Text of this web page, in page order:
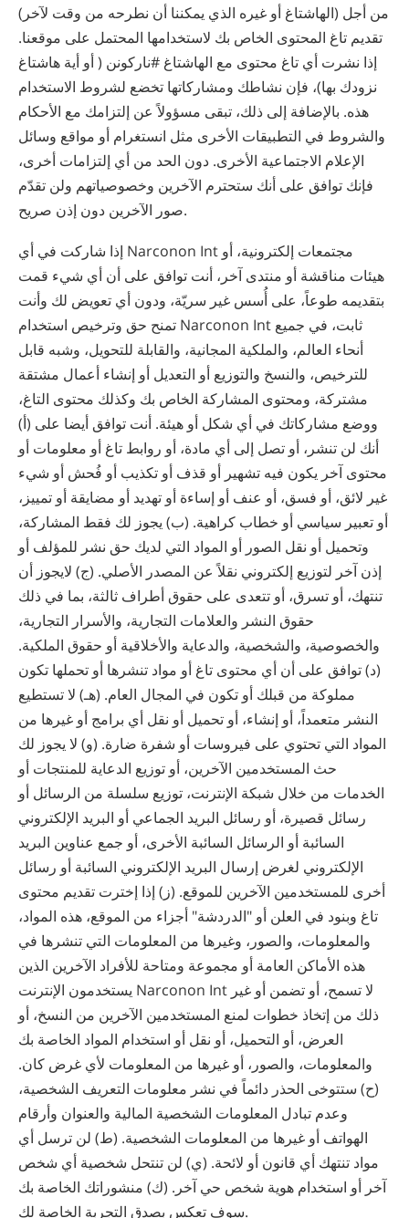
(الهاشتاغ أو غيره الذي يمكننا أن نطرحه من وقت لآخر) من أجل
تقديم تاغ المحتوى الخاص بك لاستخدامها المحتمل على موقعنا.
إذا نشرت أي تاغ محتوى مع الهاشتاغ #ناركونن ( أو أية هاشتاغ
نزودك بها)، فإن نشاطك ومشاركاتها تخضع لشروط الاستخدام
هذه. بالإضافة إلى ذلك، تبقى مسؤولاً عن إلتزامك مع الأحكام
والشروط في التطبيقات الأخرى مثل انستغرام أو مواقع وسائل
الإعلام الاجتماعية الأخرى. دون الحد من أي إلتزامات أخرى،
فإنك توافق على أنك ستحترم الآخرين وخصوصياتهم ولن تقدّم
صور الآخرين دون إذن صريح.
إذا شاركت في أي Narconon Int مجتمعات إلكترونية، أو
هيئات مناقشة أو منتدى آخر، أنت توافق على أن أي شيء قمت
بتقديمه طوعاً، على أُسس غير سريّة، ودون أي تعويض لك وأنت
تمنح حق وترخيص استخدام Narconon Int ثابت، في جميع
أنحاء العالم، والملكية المجانية، والقابلة للتحويل، وشبه قابل
للترخيص، والنسخ والتوزيع أو التعديل أو إنشاء أعمال مشتقة
مشتركة، ومحتوى المشاركة الخاص بك وكذلك محتوى التاغ،
ووضع مشاركاتك في أي شكل أو هيئة. أنت توافق أيضا على (أ)
أنك لن تنشر، أو تصل إلى أي مادة، أو روابط تاغ أو معلومات أو
محتوى آخر يكون فيه تشهير أو قذف أو تكذيب أو فُحش أو شيء
غير لائق، أو فسق، أو عنف أو إساءة أو تهديد أو مضايقة أو تمييز،
أو تعبير سياسي أو خطاب كراهية. (ب) يجوز لك فقط المشاركة،
وتحميل أو نقل الصور أو المواد التي لديك حق نشر للمؤلف أو
إذن آخر لتوزيع إلكتروني نقلاً عن المصدر الأصلي. (ج) لايجوز أن
تنتهك، أو تسرق، أو تتعدى على حقوق أطراف ثالثة، بما في ذلك
حقوق النشر والعلامات التجارية، والأسرار التجارية،
والخصوصية، والشخصية، والدعاية والأخلاقية أو حقوق الملكية.
(د) توافق على أن أي محتوى تاغ أو مواد تنشرها أو تحملها تكون
مملوكة من قبلك أو تكون في المجال العام. (هـ) لا تستطيع
النشر متعمداً، أو إنشاء، أو تحميل أو نقل أي برامج أو غيرها من
المواد التي تحتوي على فيروسات أو شفرة ضارة. (و) لا يجوز لك
حث المستخدمين الآخرين، أو توزيع الدعاية للمنتجات أو
الخدمات من خلال شبكة الإنترنت، توزيع سلسلة من الرسائل أو
رسائل قصيرة، أو رسائل البريد الجماعي أو البريد الإلكتروني
السائبة أو الرسائل السائبة الأخرى، أو جمع عناوين البريد
الإلكتروني لغرض إرسال البريد الإلكتروني السائبة أو رسائل
أخرى للمستخدمين الآخرين للموقع. (ز) إذا إخترت تقديم محتوى
تاغ وبنود في العلن أو "الدردشة" أجزاء من الموقع، هذه المواد،
والمعلومات، والصور، وغيرها من المعلومات التي تنشرها في
هذه الأماكن العامة أو مجموعة ومتاحة للأفراد الآخرين الذين
يستخدمون الإنترنت Narconon Int لا تسمح، أو تضمن أو غير
ذلك من إتخاذ خطوات لمنع المستخدمين الآخرين من النسخ، أو
العرض، أو التحميل، أو نقل أو استخدام المواد الخاصة بك
والمعلومات، والصور، أو غيرها من المعلومات لأي غرض كان.
(ح) ستتوخى الحذر دائماً في نشر معلومات التعريف الشخصية،
وعدم تبادل المعلومات الشخصية المالية والعنوان وأرقام
الهواتف أو غيرها من المعلومات الشخصية. (ط) لن ترسل أي
مواد تنتهك أي قانون أو لائحة. (ي) لن تنتحل شخصية أي شخص
آخر أو استخدام هوية شخص حي آخر. (ك) منشوراتك الخاصة بك
سوف تعكس بصدق التجربة الخاصة لك.